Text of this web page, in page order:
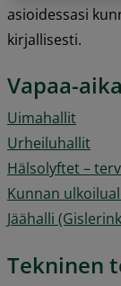
asioidessasi
kirjallisesti.
Vapaa-aika
Uimahallit
Urheiluhallit
Hälsolyftet –
Kunnan
Jäähalli
Tekninen